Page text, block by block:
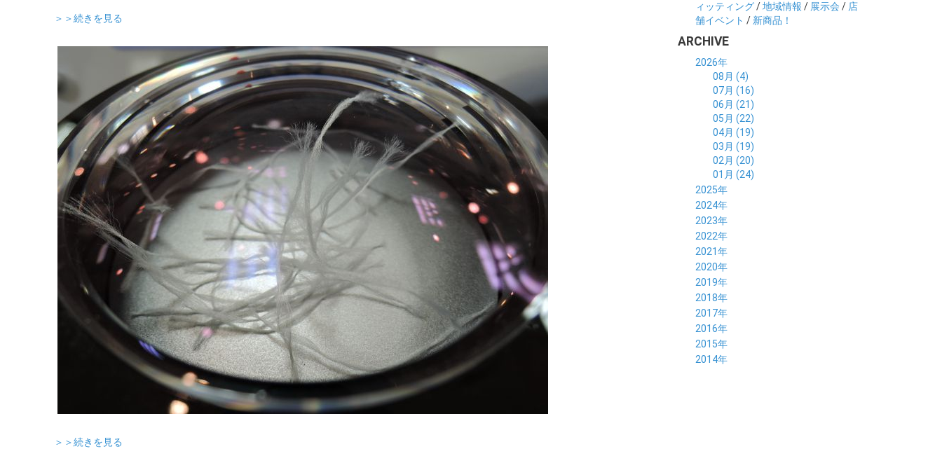
＞＞続きを見る
＞＞続きを見る
ィッティング/地域情報 / 展示会 / 店
舗イベント / 新商品！
ARCHIVE
2026年
08月 (4)
07月 (16)
06月 (21)
05月 (22)
04月 (19)
03月 (19)
02月 (20)
01月 (24)
2025年
12月 (14)
11月 (17)
10月 (21)
09月 (20)
08月 (20)
07月 (18)
06月 (22)
05月 (21)
04月 (19)
03月 (19)
02月 (19)
01月 (21)
2024年
12月 (19)
11月 (21)
10月 (23)
09月 (23)
08月 (20)
07月 (21)
06月 (22)
05月 (18)
04月 (26)
03月 (23)
02月 (29)
2023年
12月 (19)
11月 (19)
10月 (20)
09月 (22)
08月 (24)
07月 (26)
06月 (25)
05月 (28)
04月 (26)
03月 (30)
2022年
12月 (36)
11月 (16)
10月 (22)
09月 (20)
08月 (18)
07月 (21)
06月 (23)
05月 (25)
04月 (20)
2021年
12月 (18)
11月 (19)
10月 (20)
09月 (24)
08月 (35)
07月 (17)
06月 (25)
05月 (31)
2020年
12月 (19)
11月 (23)
10月 (24)
09月 (29)
08月 (26)
07月 (25)
06月 (21)
2019年
12月 (26)
11月 (21)
10月 (26)
09月 (26)
08月 (31)
07月 (22)
2018年
12月 (22)
11月 (28)
10月 (23)
09月 (27)
08月 (24)
2017年
12月 (20)
11月 (22)
10月 (21)
2016年
12月 (26)
11月 (21)
2015年
12月 (36)
2014年